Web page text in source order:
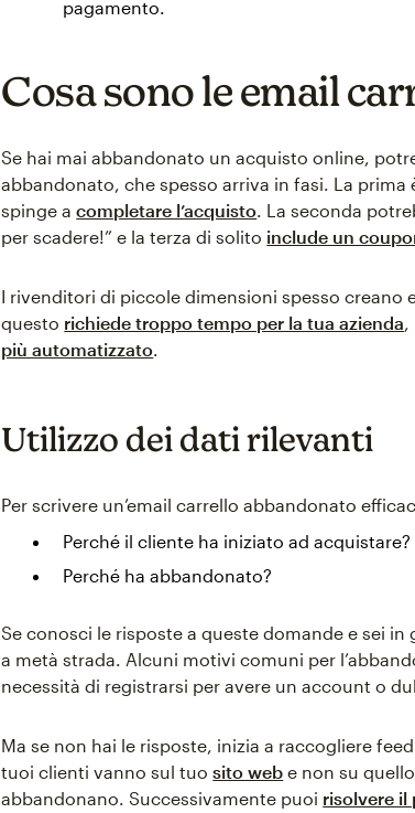
pagamento.
Cosa sono le email
Se hai mai abbandonato un acquisto online,
abbandonato, che spesso arriva in fasi. La
spinge acompletare l’acquisto. La seconda
per scadere!” e la terza di solito include un
I rivenditori di piccole dimensioni spesso creano
questo richiede troppo tempo per la tua azienda,
più automatizzato.
Utilizzo dei dati rilevanti
Per scrivere un’email carrello abbandonato
Perché il cliente ha iniziato ad acquistare?
Perché ha abbandonato?
Se conosci le risposte a queste domande e sei in
a metà strada. Alcuni motivi comuni per
necessità di registrarsi per avere un account o
Ma se non hai le risposte, inizia a raccogliere
tuoi clienti vanno sul tuosito web e non su
abbandonano. Successivamente puoi risolvere il